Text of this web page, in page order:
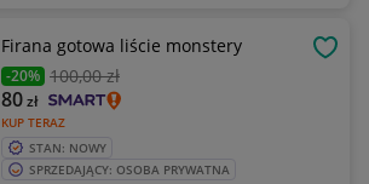
Firana gotowa liście monstery
-20% 100,00 zł
KUP TERAZ
80zł
STAN: NOWY
SPRZEDAJĄCY: OSOBA PRYWATNA